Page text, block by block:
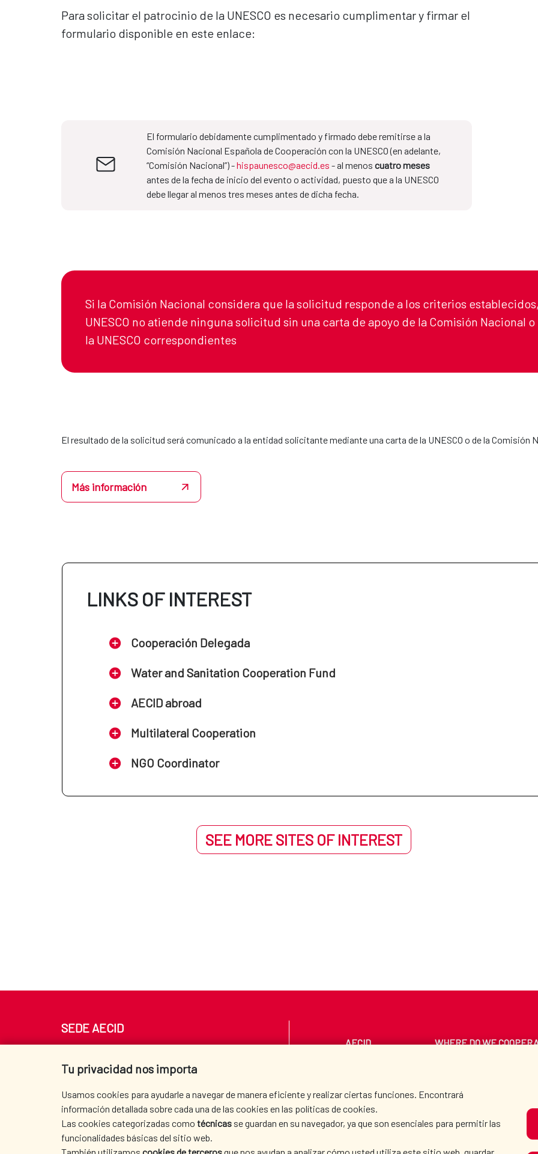
Para solicitar el patrocinio de la UNESCO es necesario cumplimentar y firmar el
formulario disponible en este enlace:
El formulario debidamente cumplimentado y firmado debe remitirse a la
Comisión Nacional Española de Cooperación con la UNESCO (en adelante,
“Comisión Nacional”) -hispaunesco@aecid.es ​​​​​​​ - al menoscuatro meses
antes de la fecha de inicio del evento o actividad, puesto que a la UNESCO
debe llegar al menos tres meses antes de dicha fecha.
Si la Comisión Nacional considera que la solicitud responde a los criterios
UNESCO no atiende ninguna solicitud sin una carta de apoyo de la Comisión Nacional
la UNESCO correspondientes
El resultado de la solicitud será comunicado a la entidad solicitante mediante una carta de la UNESCO o de la Comisión
Más información
LINKS OF INTEREST
Cooperación Delegada
Water and Sanitation Cooperation Fund
AECID abroad
Multilateral Cooperation
NGO Coordinator
SEE MORE SITES OF INTEREST
Tu privacidad nos importa
Usamos cookies para ayudarle a navegar de manera eficiente y realizar ciertas funciones. Encontrará
información detallada sobre cada una de las cookies en las políticas de cookies.
Las cookies categorizadas como técnicas se guardan en su navegador, ya que son esenciales para permitir las
funcionalidades básicas del sitio web.
SEDE AECID
Tel. +34 900 20 30 54​​​​​​​
AECID WHERE DO WE
PRESS ROOM CULTURE AND